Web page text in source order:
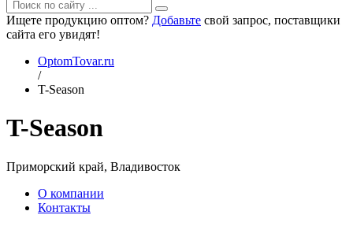
Ищете продукцию оптом? Добавьте свой запрос, поставщики
сайта его увидят!
OptomTovar.ru
/
T-Season
T-Season
Приморский край, Владивосток
О компании
Контакты